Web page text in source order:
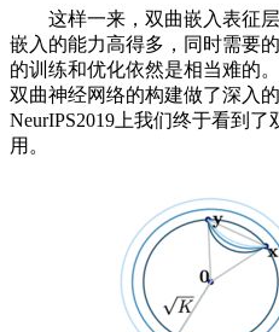
这样一来，双曲嵌入表征层
嵌入的能力高得多，同时需要
的训练和优化依然是相当难的
双曲神经网络的构建做了深入
NeurIPS2019上我们终于看到
用。